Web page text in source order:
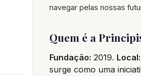
navegar pelas nossas
Quem é a
Fundação: 2019. Local:
surge como uma